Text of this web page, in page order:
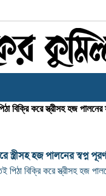
বিক্রি করে স্ত্রীসহ হজ
স্ত্রীসহ হজ পালনের স্বপ্ন
পিঠা বিক্রি করে স্ত্রীসহ হজ